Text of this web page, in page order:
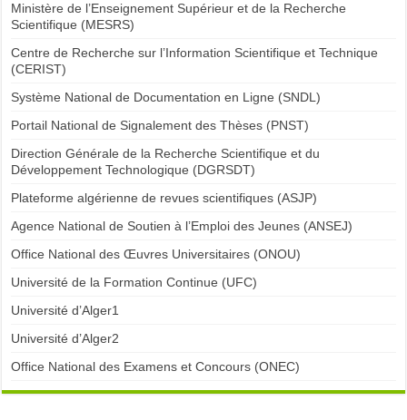
Ministère de l’Enseignement Supérieur et de la Recherche
Scientifique (MESRS)
Centre de Recherche sur l’Information Scientifique et Technique
(CERIST)
Système National de Documentation en Ligne (SNDL)
Portail National de Signalement des Thèses (PNST)
Direction Générale de la Recherche Scientifique et du
Développement Technologique (DGRSDT)
Plateforme algérienne de revues scientifiques (ASJP)
Agence National de Soutien à l’Emploi des Jeunes (ANSEJ)
Office National des Œuvres Universitaires (ONOU)
Université de la Formation Continue (UFC)
Université d’Alger1
Université d’Alger2
Office National des Examens et Concours (ONEC)